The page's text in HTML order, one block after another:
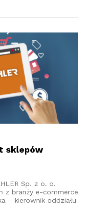
sklepów
Sp. z o. o.
z branży e-commerce
– kierownik oddziału